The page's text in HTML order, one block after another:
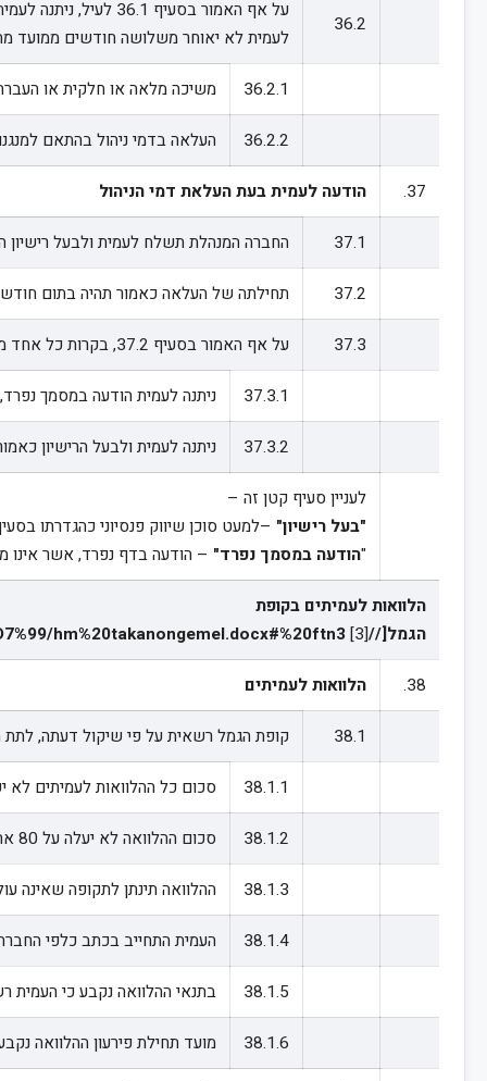
36.2
על אף האמור
לעמית לא יאוחר משלושה חודשים ממועד
36.2.1 משיכה מלאה או חלקית או
36.2.2 העלאה בדמי ניהול בהתאם
37. הודעה לעמית בעת העלאת דמי הניהול
37.1 החברה המנהלת תשלח לעמית ולבעל רישיון
37.2 תחילתה של העלאה כאמור תהיה בתום
37.3 על אף האמור בסעיף 37.2, בקרות כל אחד מן המקרים המנויים בסעיף 36.2, תהיה חברה מנהלת רשאית להעלות את שיעור דמי הניהול הנגבים מהעמית אף אם לא שלחה אליו הודעה כאמור, ובלבד שהתקיימו כל אלה:
37.3.1 ניתנה לעמית הודעה במסמך
37.3.2 ניתנה לעמית ולבעל הרישיון כאמור בסעיף 37.1 הודעה במסמך נפרד, עד חודשיים לאחר
לעניין סעיף קטן זה –
"בעל רישיון" –למעט סוכן שיווק פנסיוני כהגדרתו בסעיף 3(2) לחוק הפיקוח על שירותים פיננסיים (ייעוץ, שיווק ומערכת סליקה פנסיוניים),
"הודעה במסמך נפרד" – הודעה בדף נפרד, אשר אינו
הלוואות לעמיתים בקופת
הגמל[//C%3A/Users/Shachar/Documents/5%20busi%20ideas/savey/savey%20onwork/%D7%AA%D7%9B%D7%A0%D7%99%D7%9D%20%D7%9C%D7%90%D7%AA%D7%A8/%D7%95%D7%99%D7%A7%D7%99/hm%20takanongemel.docx#%20ftn3[3]
38. הלוואות לעמיתים
38.1 קופת הגמל רשאית על פי שיקול דעתה, לתת הלוואות בהתקיים כל אלה,
38.1.1 סכום כל ההלוואות לעמיתים לא יעלה על 10 אחוזים מהשווי
38.1.2 סכום ההלוואה לא יעלה על 80 אחוזים מהסכום העומד לזכות העמית בקופת הגמל בעת מתן ההלוואה.
38.1.3 ההלוואה תינתן לתקופה שאינה עולה
38.1.4 העמית התחייב בכתב כלפי
38.1.5 בתנאי ההלוואה נקבע כי העמית
38.1.6 מועד תחילת פירעון ההלוואה